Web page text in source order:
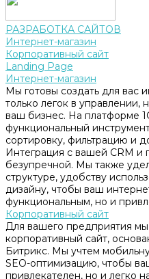
РАЗРАБОТКА САЙТОВ
Интернет-магазин
Корпоративный сайт
Landing Page
Интернет-магазин
Мы готовы создать для вас
только легок в управлении,
ваш бизнес. На платформе
функциональный
сортировку, фильтрацию и
Интеграция с вашей CRM
безупречной. Мы также
структуре, удобству
дизайну, чтобы ваш
функциональным, но и
Корпоративный сайт
Для вашего предприятия
корпоративный сайт,
Битрикс. Мы учтем
SEO-оптимизацию, чтобы
привлекателен, но и легко